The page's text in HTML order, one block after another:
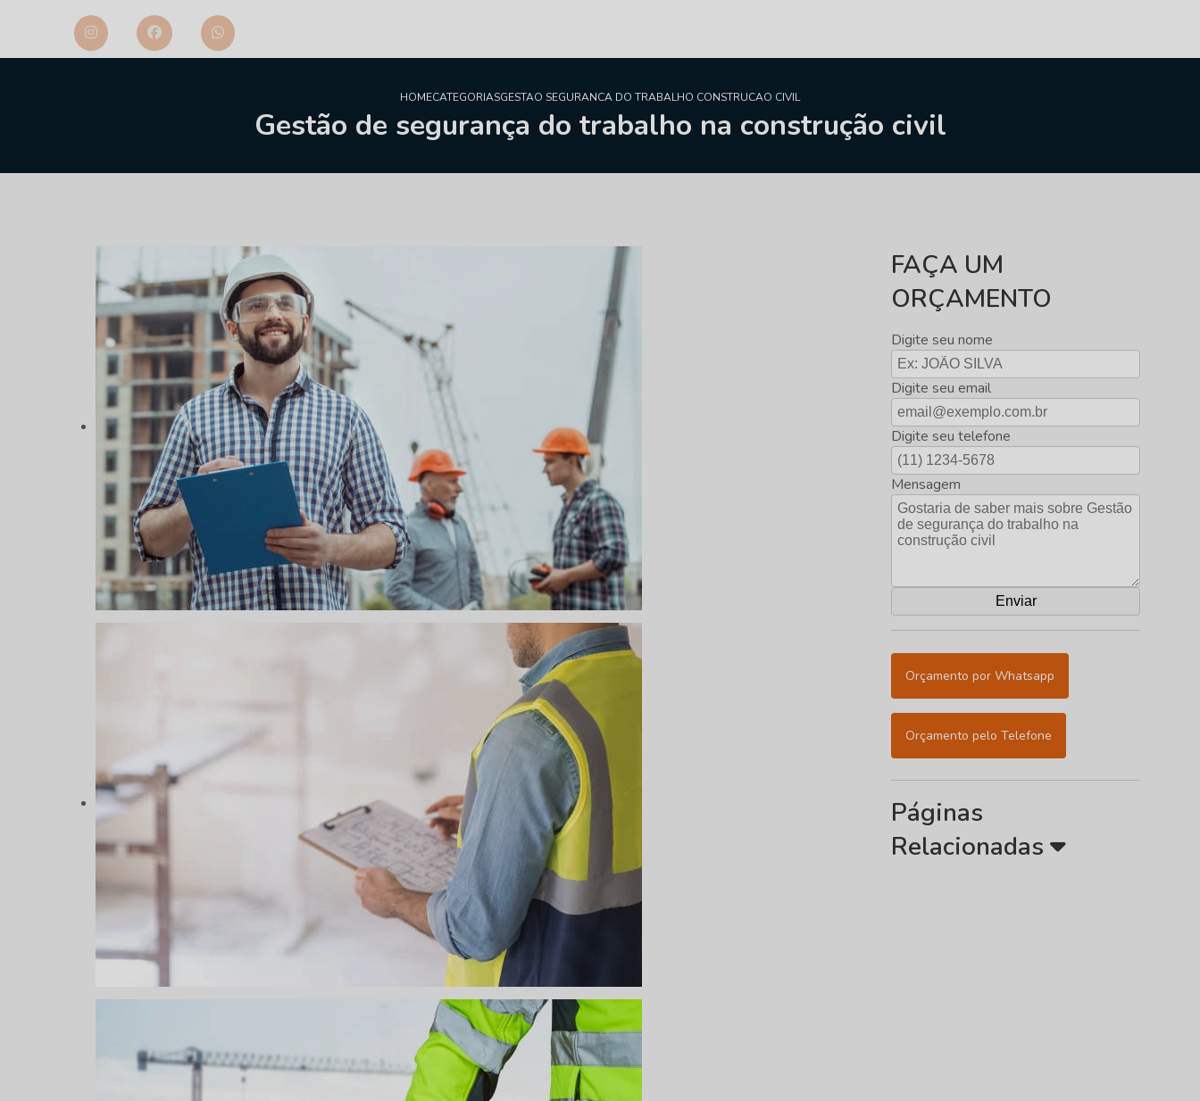
HOMECATEGORIASGESTAO SEGURANCA DO TRABALHO CONSTRUCAO CIVIL
Gestão de segurança do trabalho na construção civil
FAÇA UM
ORÇAMENTO
Digite seu nome
Digite seu email
Digite seu telefone
Mensagem
Orçamento por Whatsapp
Orçamento pelo Telefone
Páginas
Relacionadas